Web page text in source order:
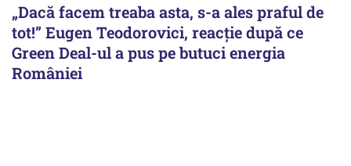
„Dacă facem treaba asta, s-a ales praful de
tot!” Eugen Teodorovici, reacție după ce
Green Deal-ul a pus pe butuci energia
României